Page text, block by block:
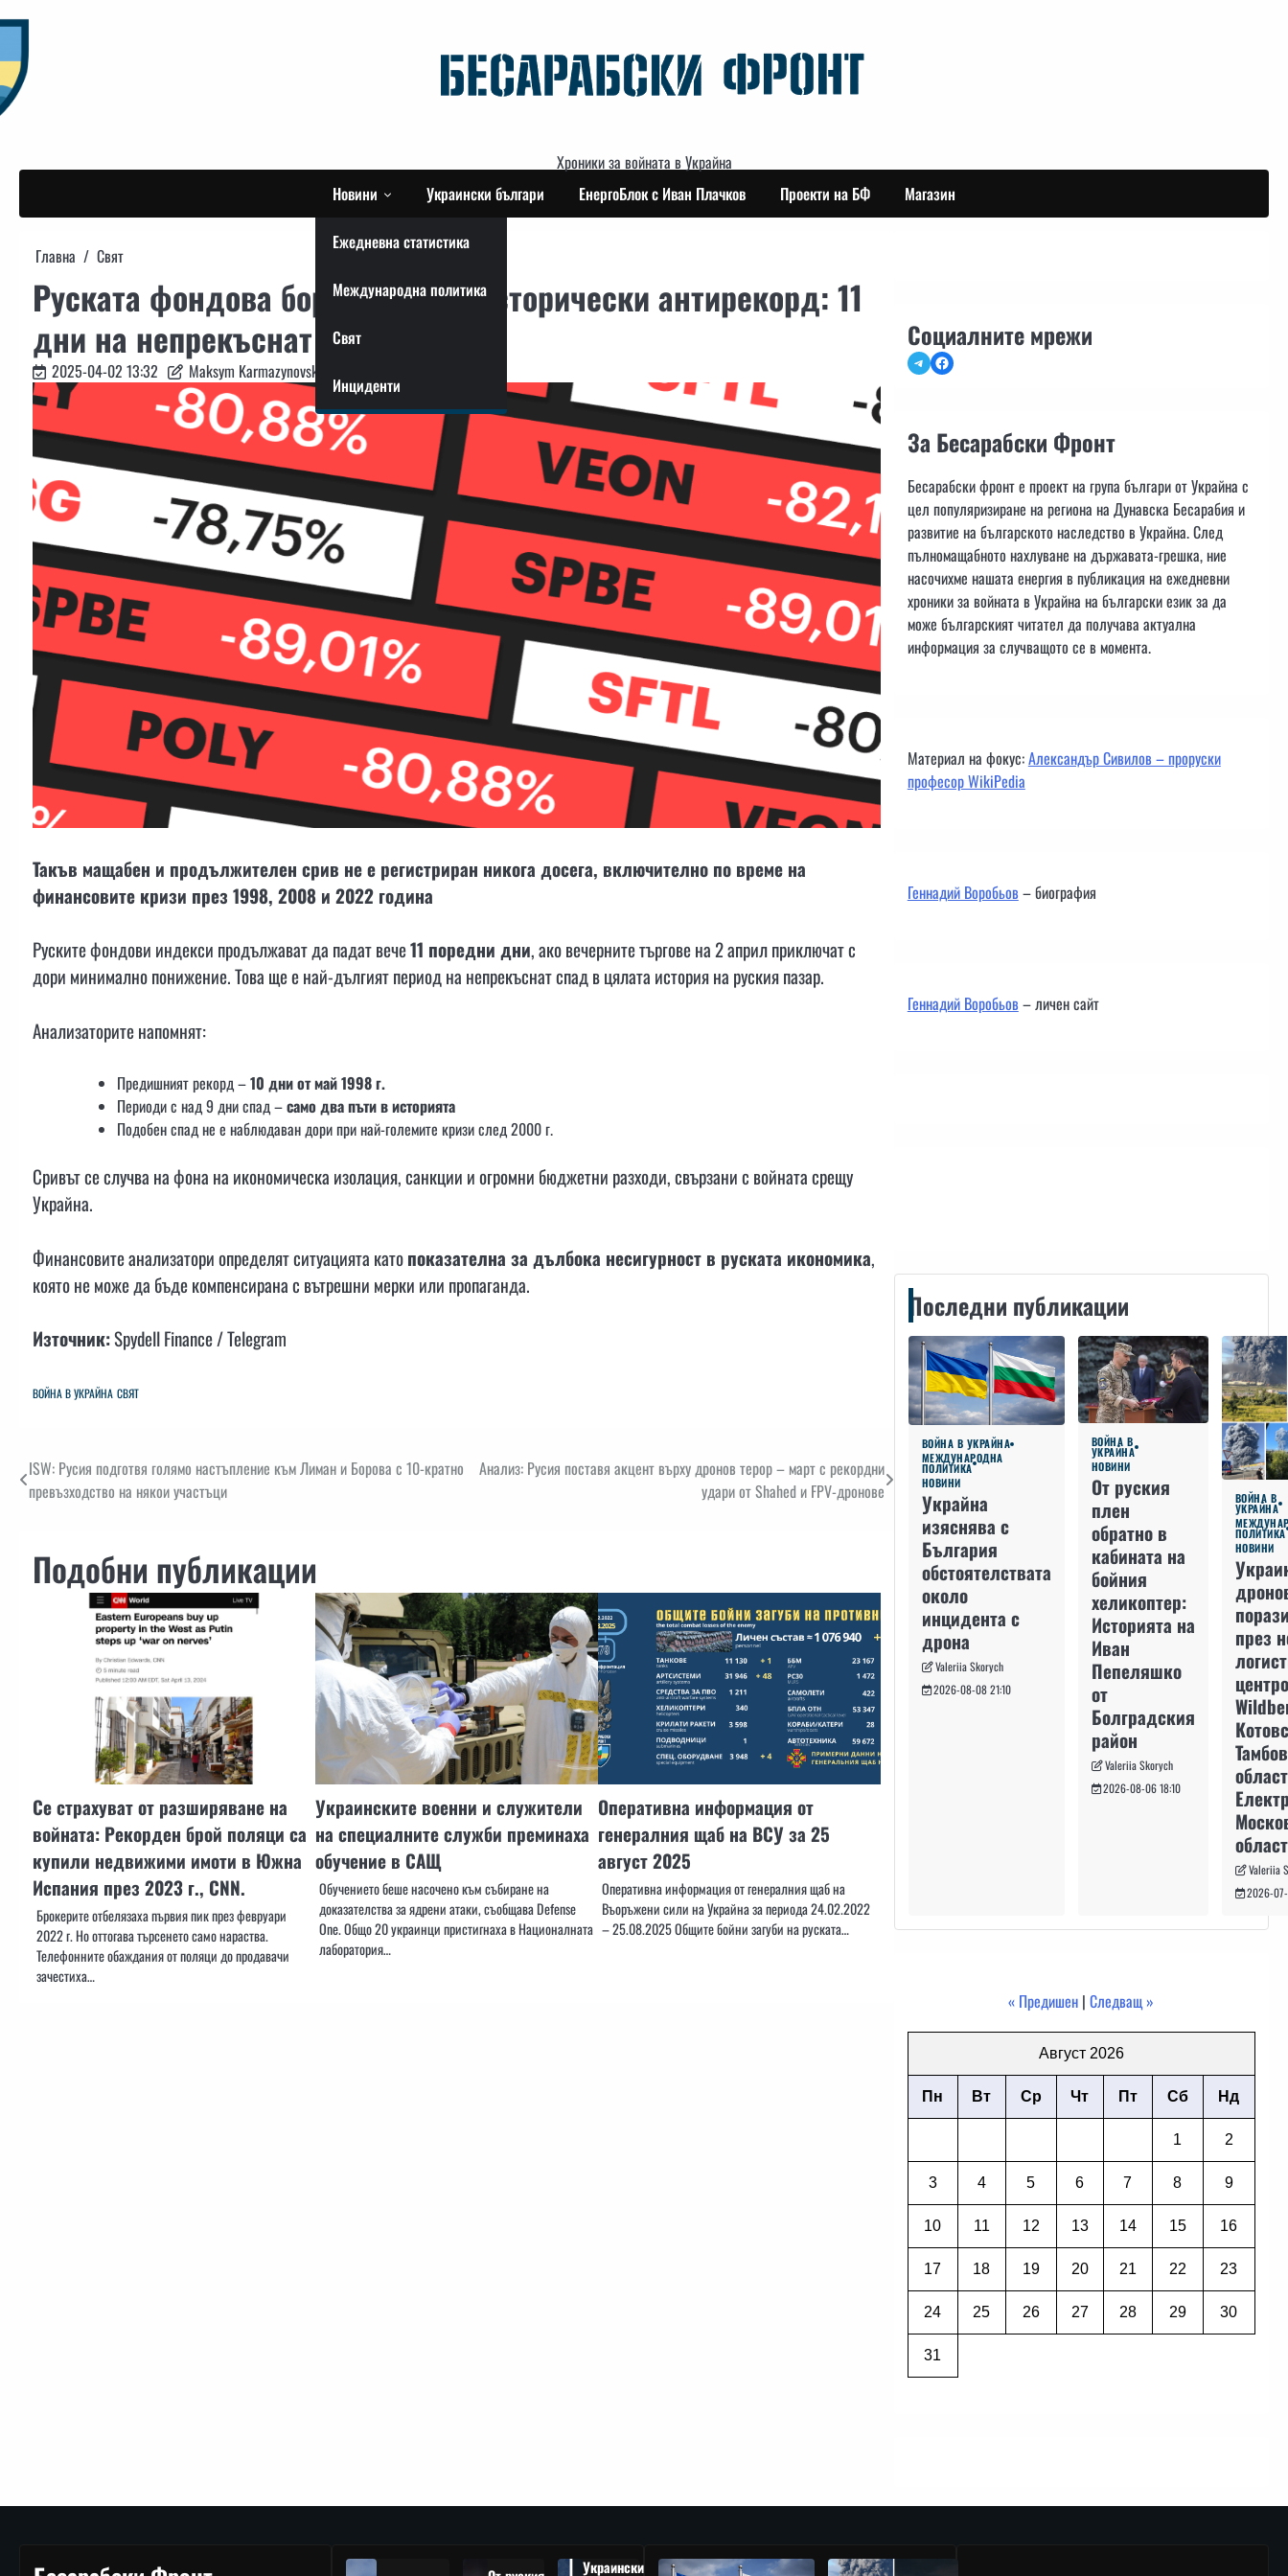
to
content
Хроники за войната в Украйна
Новини
Ежедневна статистика
Международна политика
Свят
Инциденти
Украински българи ЕнергоБлок с Иван Плачков Проекти на БФ Магазин
Главна Свят
Руската фондова борса бележи исторически антирекорд: 11
дни на непрекъснат спад
2025-04-02 13:32 Maksym Karmazynovskyi
Такъв мащабен и продължителен срив не е регистриран никога досега, включително по време на
финансовите кризи през 1998, 2008 и 2022 година
Руските фондови индекси продължават да падат вече11 поредни дни, ако вечерните търгове на 2 април приключат с
дори минимално понижение. Това ще е най-дългият период на непрекъснат спад в цялата история на руския пазар.
Анализаторите напомнят:
Предишният рекорд –10 дни от май 1998 г.
Периоди с над 9 дни спад –само два пъти в историята
Подобен спад не е наблюдаван дори при най-големите кризи след 2000 г.
Сривът се случва на фона на икономическа изолация, санкции и огромни бюджетни разходи, свързани с войната срещу
Украйна.
Финансовите анализатори определят ситуацията катопоказателна за дълбока несигурност в руската икономика,
която не може да бъде компенсирана с вътрешни мерки или пропаганда.
Източник:Spydell Finance / Telegram
ВОЙНА В УКРАЙНА СВЯТ
Навигация
ISW: Русия подготвя голямо настъпление към Лиман и Борова с 10-кратно
превъзходство на някои участъци
Анализ: Русия поставя акцент върху дронов терор – март с рекордни
удари от Shahed и FPV-дронове
Подобни публикации
Се страхуват от разширяване на
войната: Рекорден брой поляци са
купили недвижими имоти в Южна
Испания през 2023 г., CNN.
Брокерите отбелязаха първия пик през февруари
2022 г. Но оттогава търсенето само нараства.
Телефонните обаждания от поляци до продавачи
зачестиха…
Украинските военни и служители
на специалните служби преминаха
обучение в САЩ
Обучението беше насочено към събиране на
доказателства за ядрени атаки, съобщава Defense
One. Общо 20 украинци пристигнаха в Националната
лаборатория…
Оперативна информация от
генералния щаб на ВСУ за 25
август 2025
Оперативна информация от генералния щаб на
Въоръжени сили на Украйна за периода 24.02.2022
– 25.08.2025 Общите бойни загуби на руската…
Социалните мрежи
TelegramFacebook
За Бесарабски Фронт
Бесарабски фронт е проект на група българи от Украйна с
цел популяризиране на региона на Дунавска Бесарабия и
развитие на българското наследство в Украйна. След
пълномащабното нахлуване на държавата-грешка, ние
насочихме нашата енергия в публикация на ежедневни
хроники за войната в Украйна на български език за да
може българският читател да получава актуална
информация за случващото се в момента.
Материал на фокус:Александър Сивилов – проруски
професор WikiPedia
Геннадий Воробьов– биография
Геннадий Воробьов– личен сайт
Последни публикации
ВОЙНА В УКРАЙНА
МЕЖДУНАРОДНА
ПОЛИТИКА
НОВИНИ
Украйна
изяснява с
България
обстоятелствата
около
инцидента с
дрона
Valeriia Skorych
2026-08-08 21:10
ВОЙНА В
УКРАЙНА
НОВИНИ
От руския
плен
обратно в
кабината на
бойния
хеликоптер:
Историята на
Иван
Пепеляшко
от
Болградския
район
Valeriia Skorych
2026-08-06 18:10
ВОЙНА В
УКРАЙНА
ПОЛИТИКА
НОВИНИ
през
област
Valeriia
2026-
« Предишен |Следващ »
Август 2026
Пн Вт Ср Чт Пт Сб Нд
1 2
3 4 5 6 7 8 9
10 11 12 13 14 15 16
17 18 19 20 21 22 23
24 25 26 27 28 29 30
31
Украински